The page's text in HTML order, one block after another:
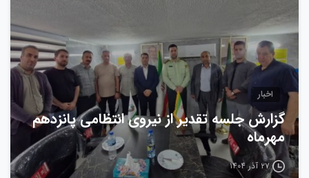
اخبار
گزارش جلسه تقدیر از نیروی انتظامی پانزدهم
مهرماه
۲۷ آذر ۱۴۰۴